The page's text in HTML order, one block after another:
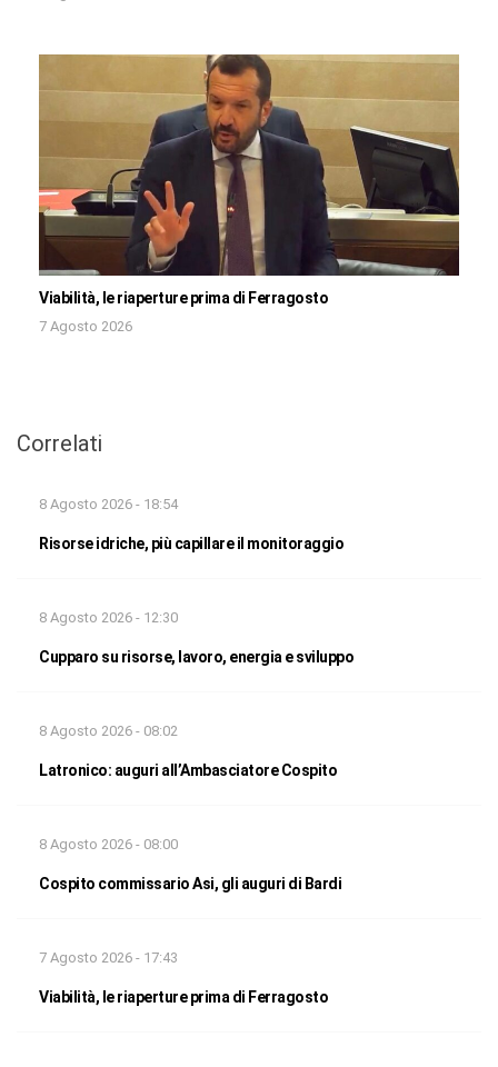
Viabilità, le riaperture prima di Ferragosto
7 Agosto 2026
Correlati
8 Agosto 2026 - 18:54
Risorse idriche, più capillare il monitoraggio
8 Agosto 2026 - 12:30
Cupparo su risorse, lavoro, energia e sviluppo
8 Agosto 2026 - 08:02
Latronico: auguri all’Ambasciatore Cospito
8 Agosto 2026 - 08:00
Cospito commissario Asi, gli auguri di Bardi
7 Agosto 2026 - 17:43
Viabilità, le riaperture prima di Ferragosto